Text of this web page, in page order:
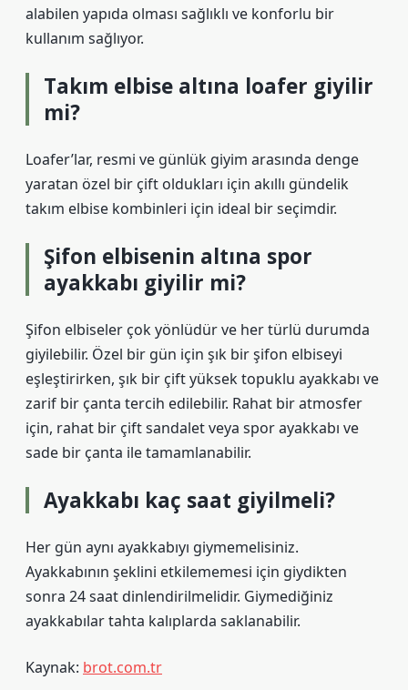
alabilen yapıda olması sağlıklı ve konforlu bir
kullanım sağlıyor.
Takım elbise altına loafer giyilir
mi?
Loafer’lar, resmi ve günlük giyim arasında denge
yaratan özel bir çift oldukları için akıllı gündelik
takım elbise kombinleri için ideal bir seçimdir.
Şifon elbisenin altına spor
ayakkabı giyilir mi?
Şifon elbiseler çok yönlüdür ve her türlü durumda
giyilebilir. Özel bir gün için şık bir şifon elbiseyi
eşleştirirken, şık bir çift yüksek topuklu ayakkabı ve
zarif bir çanta tercih edilebilir. Rahat bir atmosfer
için, rahat bir çift sandalet veya spor ayakkabı ve
sade bir çanta ile tamamlanabilir.
Ayakkabı kaç saat giyilmeli?
Her gün aynı ayakkabıyı giymemelisiniz.
Ayakkabının şeklini etkilememesi için giydikten
sonra 24 saat dinlendirilmelidir. Giymediğiniz
ayakkabılar tahta kalıplarda saklanabilir.
Kaynak: brot.com.tr